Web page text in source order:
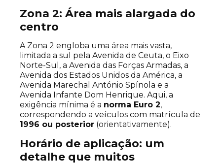
Zona 2: Área mais alargada do
centro
A Zona 2 engloba uma área mais vasta,
limitada a sul pela Avenida de Ceuta, o Eixo
Norte-Sul, a Avenida das Forças Armadas, a
Avenida dos Estados Unidos da América, a
Avenida Marechal António Spínola e a
Avenida Infante Dom Henrique. Aqui, a
exigência mínima é a norma Euro 2,
correspondendo a veículos com matrícula de
1996 ou posterior (orientativamente).
Horário de aplicação: um
detalhe que muitos